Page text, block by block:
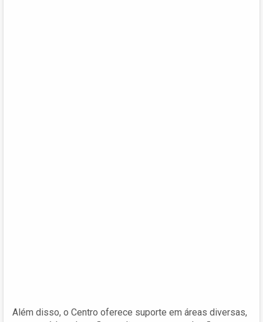
Além disso, o Centro oferece suporte em áreas diversas,